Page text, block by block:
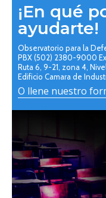
¡En qué
ayudarte!
Observatorio para la
PBX (502) 2380-9000
Ruta 6, 9-21, zona 4,
Edificio Camara de
O llene nuestro